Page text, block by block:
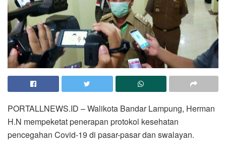
PORTALLNEWS.ID – Walikota Bandar Lampung, Herman
H.N mempeketat penerapan protokol kesehatan
pencegahan Covid-19 di pasar-pasar dan swalayan.